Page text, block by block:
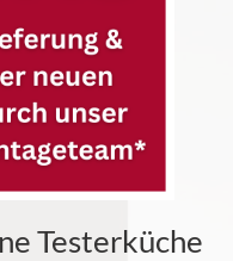
Testerküche